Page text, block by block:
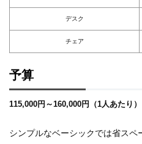
デスク
チェア
予算
115,000円～160,000円（1人あたり）
シンプルなベーシックでは省スペ